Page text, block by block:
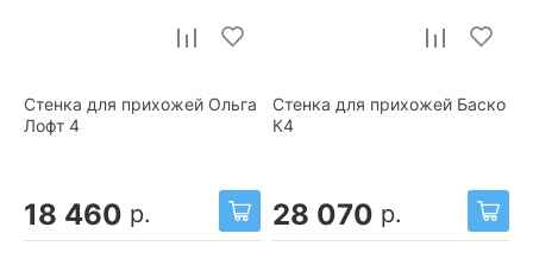
Стенка для прихожей Ольга
Лофт 4
18 460 р.
Стенка для прихожей Баско
К4
28 070 р.